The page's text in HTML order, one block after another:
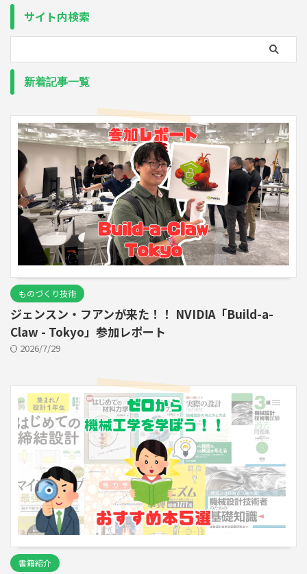
サイト内検索
新着記事一覧
ものづくり技術
ジェンスン・フアンが来た！！ NVIDIA「Build-a-
Claw - Tokyo」参加レポート
2026/7/29
書籍紹介